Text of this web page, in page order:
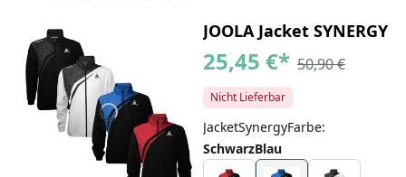
JOOLA Jacket SYNERGY
25,45 €* 50,90 €
Nicht Lieferbar
JacketSynergyFarbe:
SchwarzBlau